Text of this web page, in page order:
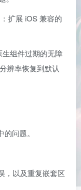
：扩展 iOS 兼容的
生组件过期的无障
辨率恢复到默认
问题。
，以及重复嵌套区